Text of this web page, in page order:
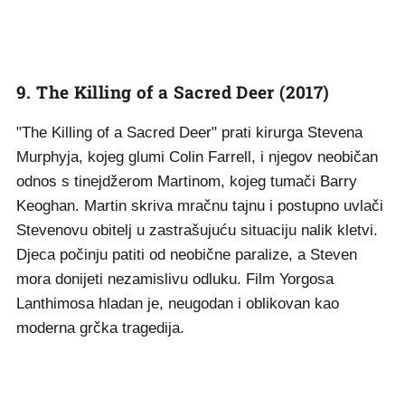
9. The Killing of a Sacred Deer (2017)
"The Killing of a Sacred Deer" prati kirurga Stevena
Murphyja, kojeg glumi Colin Farrell, i njegov neobičan
odnos s tinejdžerom Martinom, kojeg tumači Barry
Keoghan. Martin skriva mračnu tajnu i postupno uvlači
Stevenovu obitelj u zastrašujuću situaciju nalik kletvi.
Djeca počinju patiti od neobične paralize, a Steven
mora donijeti nezamislivu odluku. Film Yorgosa
Lanthimosa hladan je, neugodan i oblikovan kao
moderna grčka tragedija.